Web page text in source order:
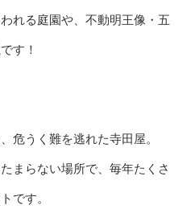
れる庭園や、不動明王像・五
す！
危うく難を逃れた寺田屋。
まらない場所で、毎年たくさ
です。